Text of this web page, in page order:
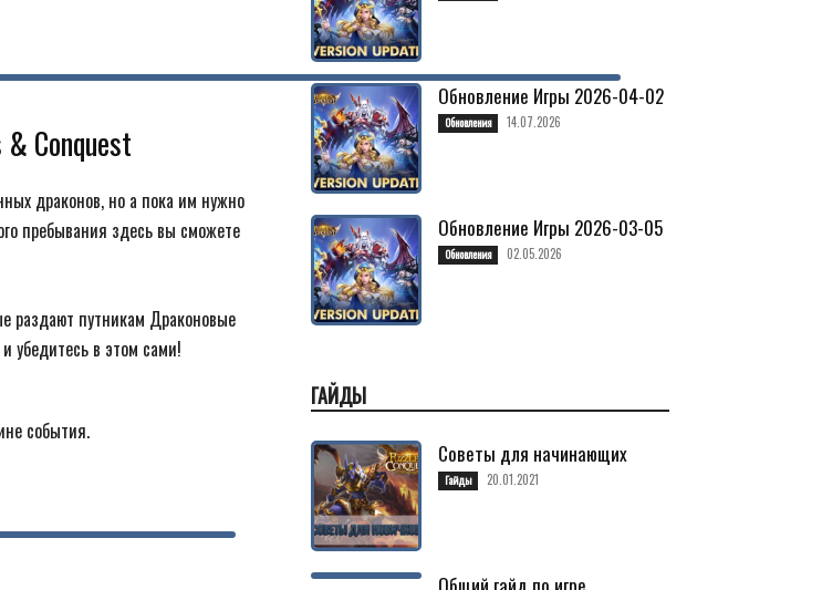
Conquest
драконов, но а пока им нужно
пребывания здесь вы сможете
раздают путникам Драконовые
убедитесь в этом сами!
события.
Обновление Игры 2026-04-02
Обновления 14.07.2026
Обновление Игры 2026-03-05
Обновления 02.05.2026
ГАЙДЫ
Советы для начинающих
Гайды 20.01.2021